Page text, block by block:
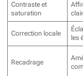
Contraste et
saturation
Correction locale
les
Recadrage